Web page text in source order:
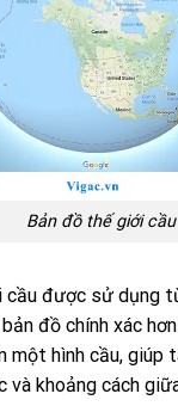
Bản đồ thế giới cầu
cầu được sử dụng
đồ chính xác
một hình cầu, giúp
và khoảng cách